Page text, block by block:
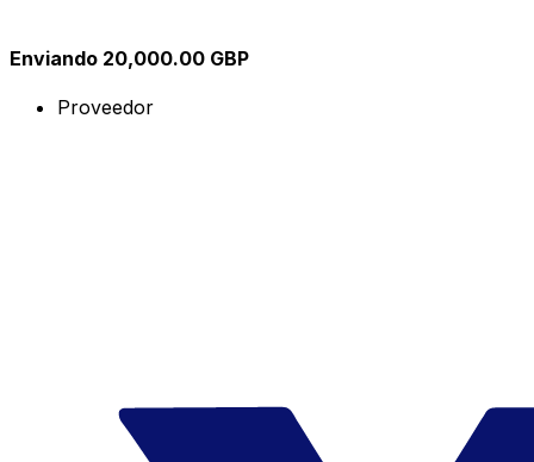
Enviando 20,000.00 GBP
Proveedor